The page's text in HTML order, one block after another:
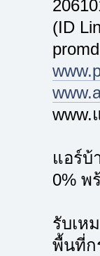
(ID
www.
แอร์บ้
0% พ
รับเห
พื้นที่ก